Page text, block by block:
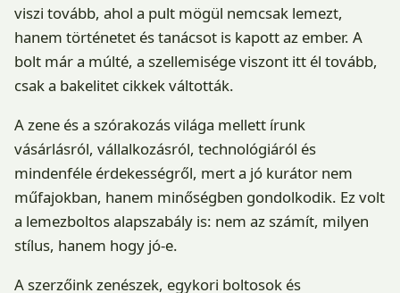
viszi tovább, ahol a pult mögül nemcsak lemezt,
hanem történetet és tanácsot is kapott az ember. A
bolt már a múlté, a szellemisége viszont itt él tovább,
csak a bakelitet cikkek váltották.
A zene és a szórakozás világa mellett írunk
vásárlásról, vállalkozásról, technológiáról és
mindenféle érdekességről, mert a jó kurátor nem
műfajokban, hanem minőségben gondolkodik. Ez volt
a lemezboltos alapszabály is: nem az számít, milyen
stílus, hanem hogy jó-e.
A szerzőink zenészek, egykori boltosok és